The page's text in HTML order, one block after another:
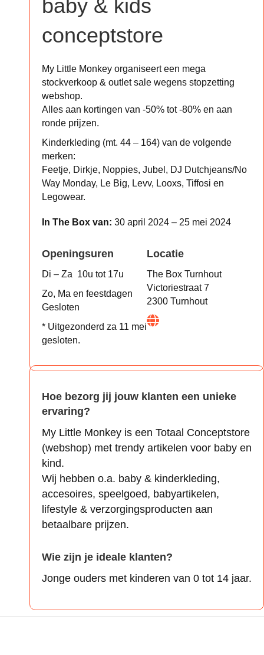
baby & kids
conceptstore
My Little Monkey organiseert een mega
stockverkoop & outlet sale wegens stopzetting
webshop.
Alles aan kortingen van -50% tot -80% en aan
ronde prijzen.
Kinderkleding (mt. 44 – 164) van de volgende
merken:
Feetje, Dirkje, Noppies, Jubel, DJ Dutchjeans/No
Way Monday, Le Big, Levv, Looxs, Tiffosi en
Legowear.
In The Box van: 30 april 2024 – 25 mei 2024
Openingsuren
Di – Za 10u tot 17u
Zo, Ma en feestdagen
Gesloten
* Uitgezonderd za 11 mei
gesloten.
Locatie
The Box Turnhout
Victoriestraat 7
2300 Turnhout
Hoe bezorg jij jouw klanten een unieke
ervaring?
My Little Monkey is een Totaal Conceptstore
(webshop) met trendy artikelen voor baby en
kind.
Wij hebben o.a. baby & kinderkleding,
accesoires, speelgoed, babyartikelen,
lifestyle & verzorgingsproducten aan
betaalbare prijzen.
Wie zijn je ideale klanten?
Jonge ouders met kinderen van 0 tot 14 jaar.